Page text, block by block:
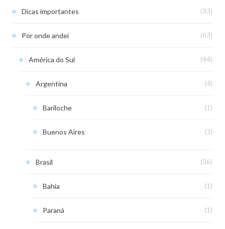
Dicas importantes (33)
Por onde andei (63)
América do Sul (44)
Argentina (4)
Bariloche (1)
Buenos Aires (3)
Brasil (36)
Bahia (1)
Paraná (1)